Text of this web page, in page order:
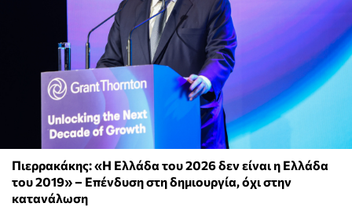
Πιερρακάκης: «Η Ελλάδα του 2026 δεν είναι η Ελλάδα
του 2019» – Επένδυση στη δημιουργία, όχι στην
κατανάλωση